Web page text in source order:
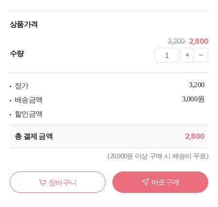
상품가격
3,200 2,800
수량
정가
3,200
배송금액
3,000원
할인금액
총 결제 금액 2,800
(20,000원 이상 구매 시 배송비 무료)
장바구니 바로구매